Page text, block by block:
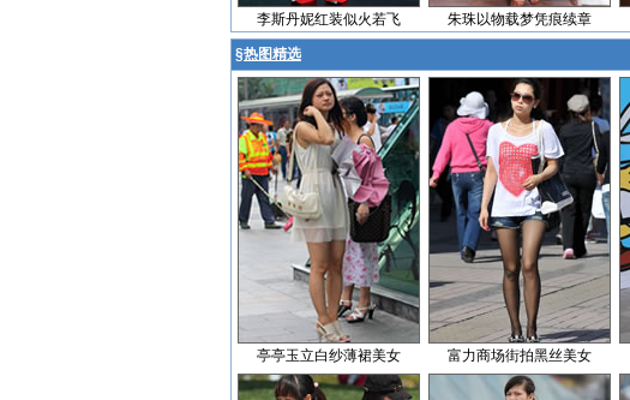
李斯丹妮红装似火若飞 朱珠以物载梦凭痕续章
§热图精选
亭亭玉立白纱薄裙美女 富力商场街拍黑丝美女